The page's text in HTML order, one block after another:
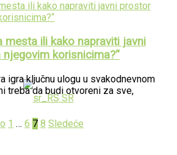
SR
mesta ili kako napraviti javni
korisnicima?“
igra ključnu ulogu u svakodnevnom
treba da budi otvoreni za sve,
1 … 6 7 8 Sledeće